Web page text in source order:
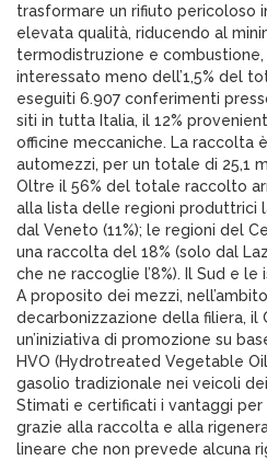
trasformare un rifiuto pericoloso
elevata qualità, riducendo al
termodistruzione e combustione,
interessato meno dell’1,5% del
eseguiti 6.907 conferimenti
siti in tutta Italia, il 12%
officine meccaniche. La raccolta
automezzi, per un totale di 25,1
Oltre il 56% del totale raccolto
alla lista delle regioni produttrici
dal Veneto (11%); le regioni del
una raccolta del 18% (solo dal
che ne raccoglie l’8%). Il Sud e le
A proposito dei mezzi,
decarbonizzazione della filiera, il
un’iniziativa di promozione su
HVO (Hydrotreated Vegetable
gasolio tradizionale nei veicoli
Stimati e certificati i vantaggi per
grazie alla raccolta e alla
lineare che non prevede alcuna